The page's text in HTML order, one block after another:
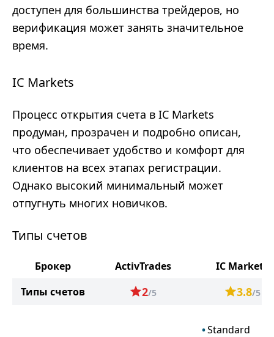
доступен для большинства трейдеров, но
верификация может занять значительное
время.
IC Markets
Процесс открытия счета в IC Markets
продуман, прозрачен и подробно описан,
что обеспечивает удобство и комфорт для
клиентов на всех этапах регистрации.
Однако высокий минимальный может
отпугнуть многих новичков.
Типы счетов
Брокер ActivTrades
IC Markets
Типы счетов
2/5 3.8/5
Standard